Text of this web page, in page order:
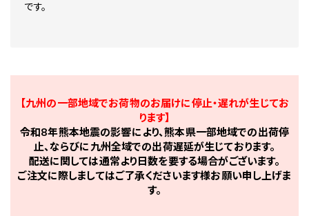
です。
【九州の一部地域でお荷物のお届けに停止・遅れが生じてお
ります】
令和8年熊本地震の影響により、熊本県一部地域での出荷停
止、ならびに九州全域での出荷遅延が生じております。
配送に関しては通常より日数を要する場合がございます。
ご注文に際しましてはご了承くださいます様お願い申し上げま
す。